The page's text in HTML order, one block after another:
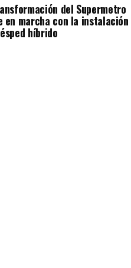
del Supermetro
en marcha con la instalación
híbrido